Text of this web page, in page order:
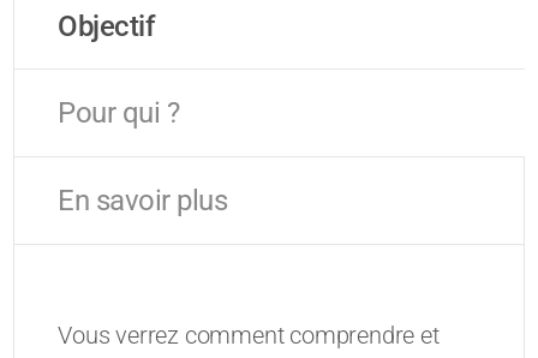
Objectif
Pour qui ?
En savoir plus
Vous verrez comment comprendre et